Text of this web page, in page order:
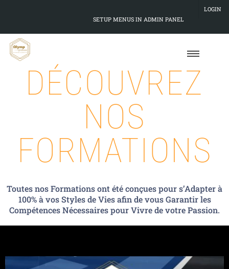
LOGIN
SETUP MENUS IN ADMIN PANEL
DÉCOUVREZ
NOS
FORMATIONS
Toutes nos Formations ont été conçues pour s’Adapter à
100% à vos Styles de Vies afin de vous Garantir les
Compétences Nécessaires pour Vivre de votre Passion.